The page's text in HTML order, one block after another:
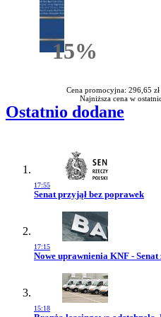
15%Rabatu
Cena promocyjna: 296,65 zł
Najniższa cena w
Ostatnio dodane
17:55
Przejdź do artykułu:
Senat przyjął bez poprawek
17:15
Przejdź do artykułu:
Nowe uprawnienia KNF -
15:18